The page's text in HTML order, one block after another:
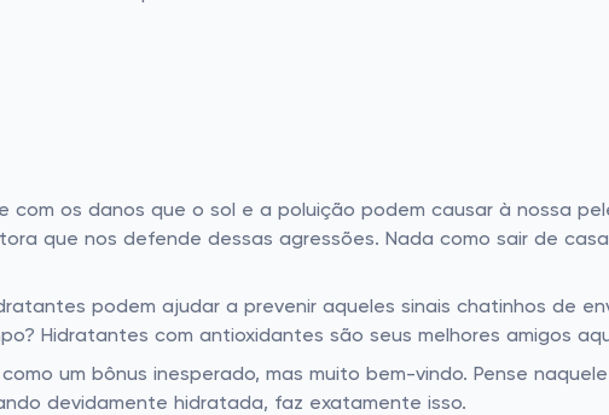
com os danos que o sol e a poluição podem causar à nossa
que nos defende dessas agressões. Nada como sair de
podem ajudar a prevenir aqueles sinais chatinhos de
Hidratantes com antioxidantes são seus melhores amigos
um bônus inesperado, mas muito bem-vindo. Pense
devidamente hidratada, faz exatamente isso.